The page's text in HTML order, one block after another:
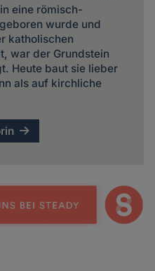
eine römisch-
wurde und
katholischen
war der Grundstein
Heute baut sie lieber
als auf kirchliche